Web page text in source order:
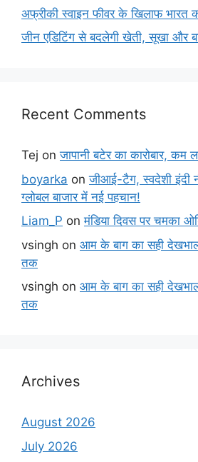
अफ्रीकी स्वाइन फीवर के खिलाफ भारत
जीन एडिटिंग से बदलेगी खेती, सूखा और
Recent Comments
Tej onजापानी बटेर का कारोबार, कम
boyarka onजीआई-टैग, स्वदेशी इंदी
ग्लोबल बाजार में नई पहचान!
Liam_P onमंडिया दिवस पर चमका
vsingh on आम के बाग का सही
तक
vsingh on आम के बाग का सही
तक
Archives
August 2026
July 2026